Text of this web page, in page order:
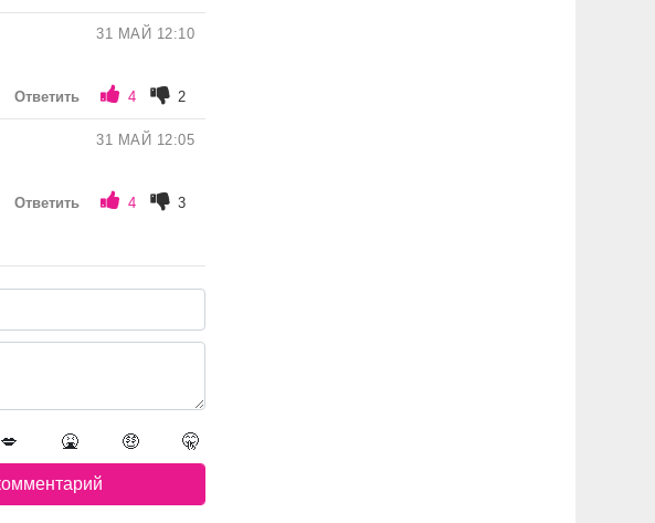
31 МАЙ 12:10
Ответить 4 2
31 МАЙ 12:05
Ответить 4 3
💋 🤮 🤑 🤫